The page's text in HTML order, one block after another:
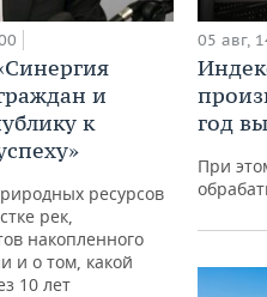
и
к
ресурсов
рек,
накопленного
и о том, какой
10 лет
05 авг,
год
При